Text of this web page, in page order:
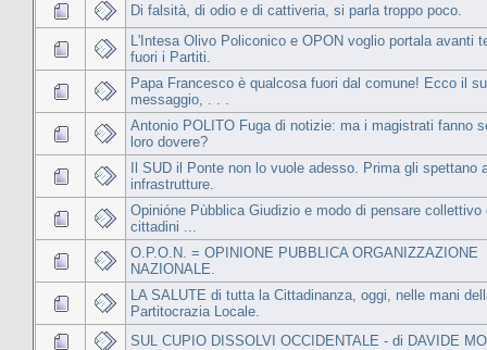
Di falsità, di odio e di cattiveria, si parla troppo poco.
L'Intesa Olivo Policonico e OPON voglio portala avanti
fuori i Partiti.
Papa Francesco è qualcosa fuori dal comune! Ecco il
messaggio, . . .
Antonio POLITO Fuga di notizie: ma i magistrati fanno
loro dovere?
Il SUD il Ponte non lo vuole adesso. Prima gli spettano
infrastrutture.
Opinióne Pùbblica Giudizio e modo di pensare collettivo
cittadini ...
O.P.O.N. = OPINIONE PUBBLICA ORGANIZZAZIONE
NAZIONALE.
LA SALUTE di tutta la Cittadinanza, oggi, nelle mani
Partitocrazia Locale.
SUL CUPIO DISSOLVI OCCIDENTALE - di DAVIDE